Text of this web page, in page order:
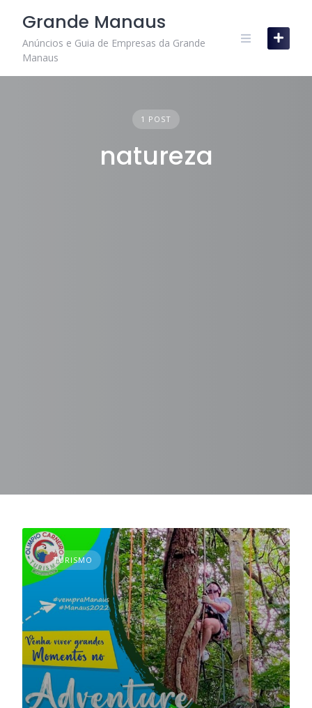
content
Grande Manaus
Anúncios e Guia de Empresas da Grande
Manaus
1 POST
natureza
TURISMO